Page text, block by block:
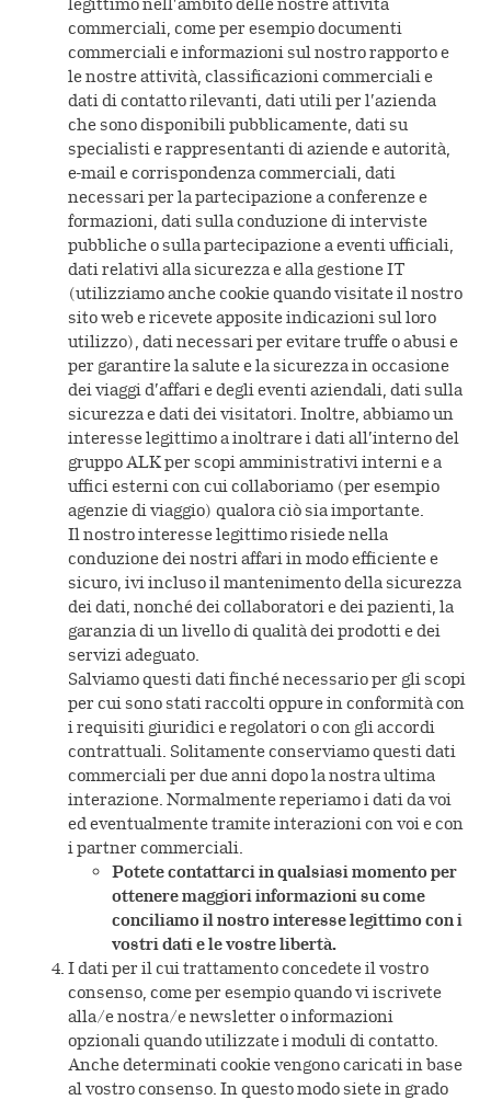
commerciali, come per esempio documenti
commerciali e informazioni sul nostro rapporto e
le nostre attività, classificazioni commerciali e
dati di contatto rilevanti, dati utili per l’azienda
che sono disponibili pubblicamente, dati su
specialisti e rappresentanti di aziende e autorità,
e-mail e corrispondenza commerciali, dati
necessari per la partecipazione a conferenze e
formazioni, dati sulla conduzione di interviste
pubbliche o sulla partecipazione a eventi ufficiali,
dati relativi alla sicurezza e alla gestione IT
(utilizziamo anche cookie quando visitate il nostro
sito web e ricevete apposite indicazioni sul loro
utilizzo), dati necessari per evitare truffe o abusi e
per garantire la salute e la sicurezza in occasione
dei viaggi d’affari e degli eventi aziendali, dati sulla
sicurezza e dati dei visitatori. Inoltre, abbiamo un
interesse legittimo a inoltrare i dati all’interno del
gruppo ALK per scopi amministrativi interni e a
uffici esterni con cui collaboriamo (per esempio
agenzie di viaggio) qualora ciò sia importante.
Il nostro interesse legittimo risiede nella
conduzione dei nostri affari in modo efficiente e
sicuro, ivi incluso il mantenimento della sicurezza
dei dati, nonché dei collaboratori e dei pazienti, la
garanzia di un livello di qualità dei prodotti e dei
servizi adeguato.
Salviamo questi dati finché necessario per gli scopi
per cui sono stati raccolti oppure in conformità con
i requisiti giuridici e regolatori o con gli accordi
contrattuali. Solitamente conserviamo questi dati
commerciali per due anni dopo la nostra ultima
interazione. Normalmente reperiamo i dati da voi
ed eventualmente tramite interazioni con voi e con
i partner commerciali.
Potete contattarci in qualsiasi momento per
ottenere maggiori informazioni su come
conciliamo il nostro interesse legittimo con i
vostri dati e le vostre libertà.
I dati per il cui trattamento concedete il vostro
consenso, come per esempio quando vi iscrivete
alla/e nostra/e newsletter o informazioni
opzionali quando utilizzate i moduli di contatto.
Anche determinati cookie vengono caricati in base
al vostro consenso. In questo modo siete in grado